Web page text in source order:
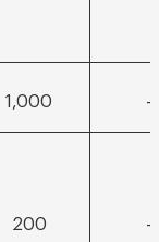
1,000
200